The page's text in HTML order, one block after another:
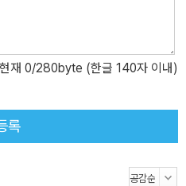
는 과소 대표될 수밖에 없는 것이
들의 시간은 다시금 밀려난다. 1
, “8시간의 노동, 8시간의 수면,
간다. 시장조사 전문 기업 트렌드
. 주목할 점은, 물리적 시간이 부
현재 0/280byte (한글 140자 이내)
록